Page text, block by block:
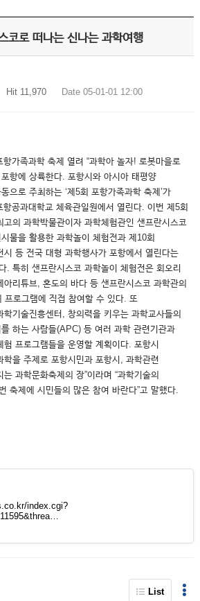
코로 떠나는 신나는 과학여행
Hit 11,970 Date 05-01-01 12:00
가족과학 축제 열려 “과학아 놀자! 로봇마을로
항에 상륙한다. 포항시와 아시아 태평양
으로 주최하는 ‘제5회 포항가족과학 축제’가
공과대학교 체육관일원에서 열린다. 이번 제5회
의 과학박물관이자 과학체험관인 샌프란시스코
물을 활용한 과학놀이 체험전과 제10회
시 등 전국 대형 과학행사가 포항에서 열린다는
. 특히 샌프란시스코 과학놀이 체험전은 회오리
리튜브, 혼도의 바다 등 샌프란시스코 과학관의
프로그램에 직접 참여할 수 있다. 또
기술진흥센터, 창의력을 키우는 과학교사들의
하는 사람들(APC) 등 여러 과학 관련기관과
프로그램들을 운영할 계획이다. 포항시
학을 주제로 포항시민과 포항시, 과학관련
과학문화축제의 장”이라며 “과학기술의
축제에 시민들의 많은 참여 바란다”고 말했다.
index.cgi?
List